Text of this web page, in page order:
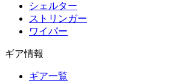
シェルター
ストリンガー
ワイパー
ギア情報
ギア一覧